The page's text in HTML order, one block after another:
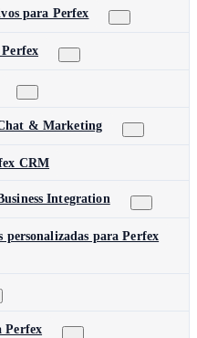
para Perfex
& Marketing
CRM
Integration
personalizadas para Perfex
Perfex